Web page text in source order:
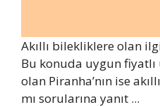
Akıllı bilekliklere olan
Bu konuda uygun
olan Piranha’nın ise
mı sorularına yanıt ...